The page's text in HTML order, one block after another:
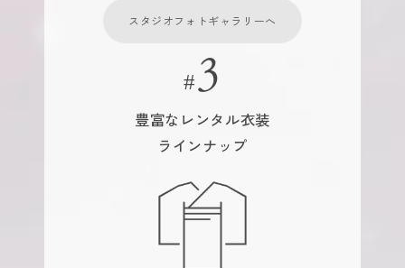
スタジオフォトギャラリーへ
豊富なレンタル衣装
ラインナップ